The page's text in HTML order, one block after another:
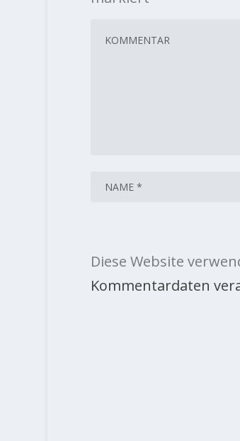
Diese Website
Kommentardaten